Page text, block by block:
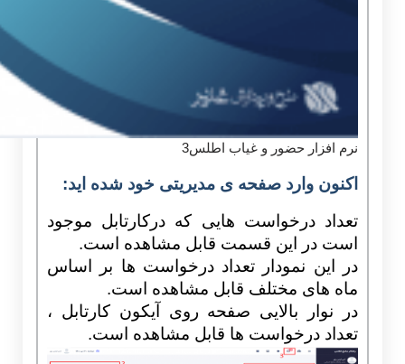
نرم افزار حضور و غیاب اطلس3
اکنون وارد صفحه ی مدیریتی خود شده اید:
تعداد درخواست هایی که درکارتابل موجود
است در این قسمت قابل مشاهده است.
در این نمودار تعداد درخواست ها بر اساس
ماه های مختلف قابل مشاهده است.
در نوار بالایی صفحه روی آیکون کارتابل ،
تعداد درخواست ها قابل مشاهده است.